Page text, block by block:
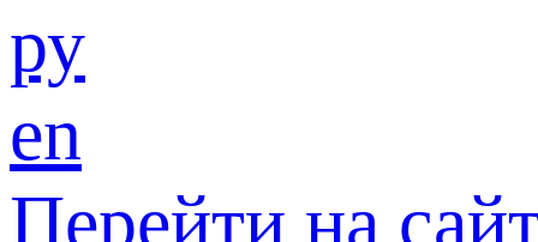
ру
en
Перейти на